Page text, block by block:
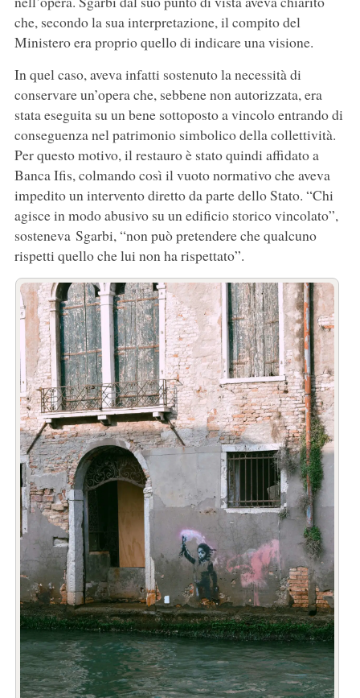
che, secondo la sua interpretazione, il compito del
Ministero era proprio quello di indicare una visione.
In quel caso, aveva infatti sostenuto la necessità di
conservare un’opera che, sebbene non autorizzata, era
stata eseguita su un bene sottoposto a vincolo entrando di
conseguenza nel patrimonio simbolico della collettività.
Per questo motivo, il restauro è stato quindi affidato a
Banca Ifis, colmando così il vuoto normativo che aveva
impedito un intervento diretto da parte dello Stato. “Chi
agisce in modo abusivo su un edificio storico vincolato”,
sosteneva Sgarbi, “non può pretendere che qualcuno
rispetti quello che lui non ha rispettato”.